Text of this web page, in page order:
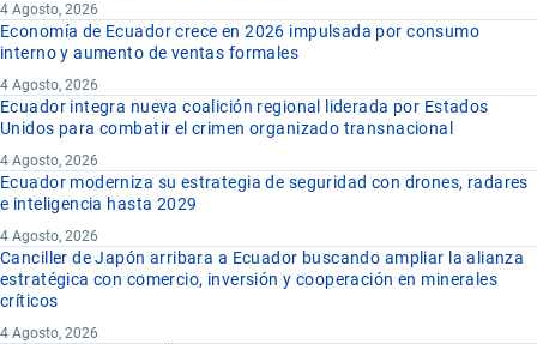
4 Agosto, 2026
Economía de Ecuador crece en 2026 impulsada por consumo
interno y aumento de ventas formales
4 Agosto, 2026
Ecuador integra nueva coalición regional liderada por Estados
Unidos para combatir el crimen organizado transnacional
4 Agosto, 2026
Ecuador moderniza su estrategia de seguridad con drones, radares
e inteligencia hasta 2029
4 Agosto, 2026
Canciller de Japón arribara a Ecuador buscando ampliar la alianza
estratégica con comercio, inversión y cooperación en minerales
críticos
4 Agosto, 2026